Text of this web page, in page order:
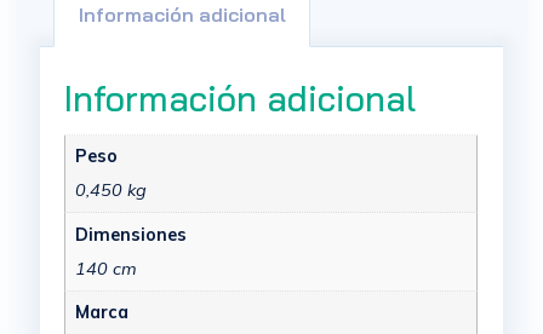
Información adicional
Información adicional
Peso
0,450 kg
Dimensiones
140 cm
Marca